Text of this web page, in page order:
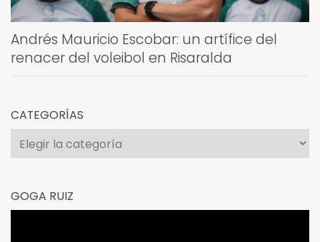
Andrés Mauricio Escobar: un artífice del
renacer del voleibol en Risaralda
CATEGORÍAS
Categorías
GOGA RUIZ